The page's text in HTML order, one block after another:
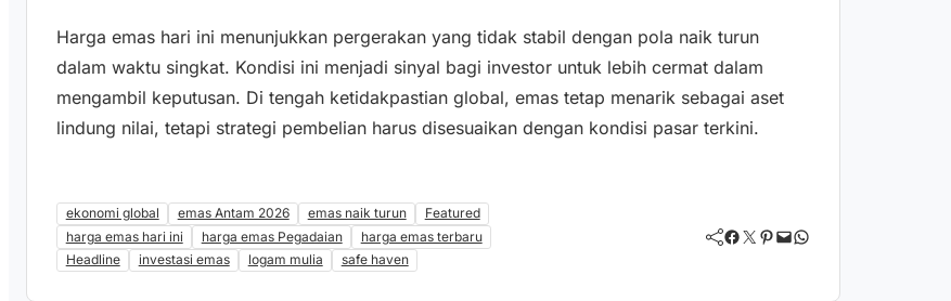
Harga emas hari ini menunjukkan pergerakan yang tidak stabil dengan pola naik turun
dalam waktu singkat. Kondisi ini menjadi sinyal bagi investor untuk lebih cermat dalam
mengambil keputusan. Di tengah ketidakpastian global, emas tetap menarik sebagai aset
lindung nilai, tetapi strategi pembelian harus disesuaikan dengan kondisi pasar terkini.
ekonomi global emas Antam 2026 emas naik turun
Featured
harga emas hari ini
harga emas Pegadaian
harga emas terbaru
Headline
investasi emas logam mulia safe haven
Facebook Twitter Pinterest Mail WhatsApp